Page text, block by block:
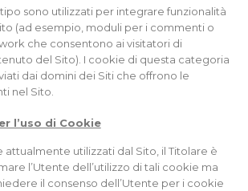
sono utilizzati per integrare funzionalità
(ad esempio, moduli per i commenti o
che consentono ai visitatori di
del Sito). I cookie di questa categoria
dai domini dei Siti che offrono le
nel Sito.
l’uso di Cookie
attualmente utilizzati dal Sito, il Titolare è
l’Utente dell’utilizzo di tali cookie ma
il consenso dell’Utente per i cookie